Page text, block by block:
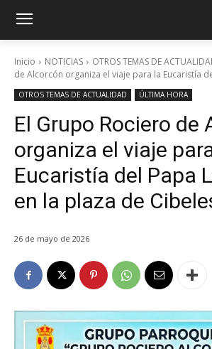
Inicio NOTICIAS OTROS TEMAS DE
de Alcorcón organiza el viaje para la Eucaristía
OTROS TEMAS DE ACTUALIDAD ÚLTIMA HORA
El Grupo Rociero de
organiza el viaje
Eucaristía del Papa
en la plaza de
26 de mayo de 2026